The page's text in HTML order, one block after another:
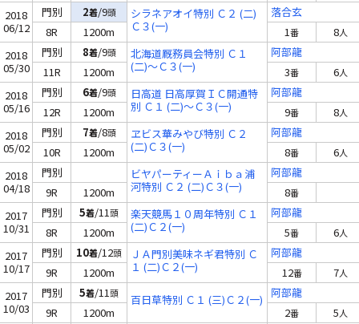
2018
06/12
門別 2着/9頭
シラネアオイ特別 Ｃ２ (二)
Ｃ３(一)
落合玄
8R
1200m 1番 8人
2018
05/30
門別 8着/9頭
北海道厩務員会特別 Ｃ１
(二)～Ｃ３(一)
阿部龍
11R
1200m 3番 6人
2018
05/16
門別 6着/9頭
日高道 日高厚賀ＩＣ開通特
別 Ｃ１ (二)～Ｃ３(一)
阿部龍
12R
1200m 9番 8人
2018
05/02
門別 7着/8頭
ヱビス華みやび特別 Ｃ２
(二)Ｃ３(一)
阿部龍
10R
1200m 8番 6人
2018
04/18
門別
ビヤパーティーＡｉｂａ浦
河特別 Ｃ２ (二)Ｃ３(一)
阿部龍
9R
1200m 8番
2017
10/31
門別 5着/11頭
楽天競馬１０周年特別 Ｃ１
(二)Ｃ２(一)
阿部龍
8R
1200m 5番 6人
2017
10/17
門別 10着/12頭
ＪＡ門別美味ネギ君特別 Ｃ
１ (二)Ｃ２(一)
阿部龍
9R
1200m 12番 7人
2017
10/03
門別 5着/11頭 百日草特別 Ｃ１ (三)Ｃ２(一)
阿部龍
9R
1200m 2番 5人